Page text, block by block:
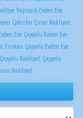
Yapracık Evden Eve
Çakırlar Çınar Nakliyat
Eve Çayyolu Evden Eve
Firması Çayyolu Evden Eve
Çayyolu Nakliyat Çayyolu
Nakliyat